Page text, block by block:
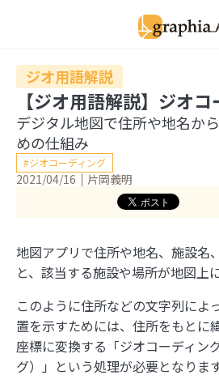
レビュー
イベントレポート
月刊グラフィア
コラム
インタビュー
ジオ用語解説
【ジオ用語解説】ジオ
デジタル地図で住所や地名か
めの仕組み
ジオコーディング
2021/04/16 片岡義明
地図アプリで住所や地名、施設名
と、該当する施設や場所が地図上
このように住所などの文字列によ
置を示すためには、住所をもとに
座標に変換する「ジオコーディン
グ）」という処理が必要となります